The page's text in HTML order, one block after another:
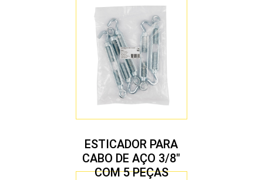
ESTICADOR PARA
CABO DE AÇO 3/8″
COM 5 PEÇAS